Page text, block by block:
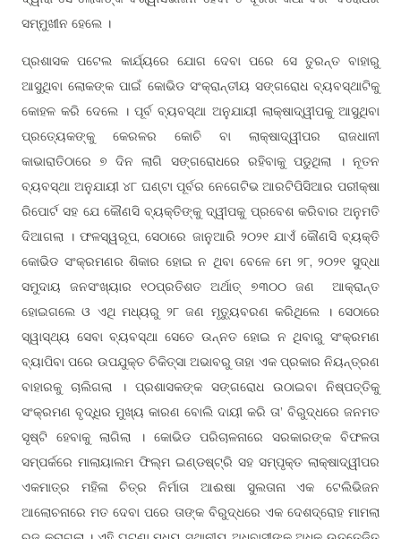
ସମ୍ମୁଖୀନ ହେଲେ ।
ପ୍ରଶାସକ ପଟେଲ କାର୍ଯ୍ୟରେ ଯୋଗ ଦେବା ପରେ ସେ ତୁରନ୍ତ ବାହାରୁ
ଆସୁଥିବା ଲୋକଙ୍କ ପାଇଁ କୋଭିଡ ସଂକ୍ରାନ୍ତୀୟ ସଙ୍ଗରୋଧ ବ୍ୟବସ୍ଥାଟିକୁ
କୋହଳ କରି ଦେଲେ । ପୂର୍ବ ବ୍ୟବସ୍ଥା ଅନୁଯାୟୀ ଲାକ୍ଷାଦ୍ୱୀପକୁ ଆସୁଥିବା
ପ୍ରତ୍ୟେକଙ୍କୁ କେରଳର କୋଚି ବା ଲାକ୍ଷାଦ୍ୱୀପର ରାଜଧାନୀ
କାଭାରାତିଠାରେ ୭ ଦିନ ଲାଗି ସଙ୍ଗରୋଧରେ ରହିବାକୁ ପଡୁଥିଲା । ନୂତନ
ବ୍ୟବସ୍ଥା ଅନୁଯାୟୀ ୪୮ ଘଣ୍ଟା ପୂର୍ବର ନେଗେଟିଭ ଆରଟିପିସିଆର ପରୀକ୍ଷା
ରିପୋର୍ଟ ସହ ଯେ କୌଣସି ବ୍ୟକ୍ତିଙ୍କୁ ଦ୍ୱୀପକୁ ପ୍ରବେଶ କରିବାର ଅନୁମତି
ଦିଆଗଲା । ଫଳସ୍ୱରୂପ, ସେଠାରେ ଜାନୁଆରି ୨୦୨୧ ଯାଏଁ କୌଣସି ବ୍ୟକ୍ତି
କୋଭିଡ ସଂକ୍ରମଣର ଶିକାର ହୋଇ ନ ଥିବା ବେଳେ ମେ ୨୮, ୨୦୨୧ ସୁଦ୍ଧା
ସମୁଦାୟ ଜନସଂଖ୍ୟାର ୧୦ପ୍ରତିଶତ ଅର୍ଥାତ୍ ୭୩୦୦ ଜଣ ଆକ୍ରାନ୍ତ
ହୋଇଗଲେ ଓ ଏଥି ମଧ୍ୟରୁ ୨୮ ଜଣ ମୃତ୍ୟୁବରଣ କରିଥିଲେ । ସେଠାରେ
ସ୍ୱାସ୍ଥ୍ୟ ସେବା ବ୍ୟବସ୍ଥା ସେତେ ଉନ୍ନତ ହୋଇ ନ ଥିବାରୁ ସଂକ୍ରମଣ
ବ୍ୟାପିବା ପରେ ଉପଯୁକ୍ତ ଚିକିତ୍ସା ଅଭାବରୁ ତାହା ଏକ ପ୍ରକାର ନିୟନ୍ତ୍ରଣ
ବାହାରକୁ ଚାଲିଗଲା । ପ୍ରଶାସକଙ୍କ ସଙ୍ଗରୋଧ ଉଠାଇବା ନିଷ୍ପତ୍ତିକୁ
ସଂକ୍ରମଣ ବୃଦ୍ଧିର ମୁଖ୍ୟ କାରଣ ବୋଲି ଦାୟୀ କରି ତା’ ବିରୁଦ୍ଧରେ ଜନମତ
ସୃଷ୍ଟି ହେବାକୁ ଲାଗିଲା । କୋଭିଡ ପରିଚାଳନାରେ ସରକାରଙ୍କ ବିଫଳତା
ସମ୍ପର୍କରେ ମାଲାୟାଲମ ଫିଲ୍ମ ଇଣ୍ଡଷ୍ଟ୍ରି ସହ ସମ୍ପୃକ୍ତ ଲାକ୍ଷାଦ୍ୱୀପର
ଏକମାତ୍ର ମହିଳା ଚିତ୍ର ନିର୍ମାତା ଆଈଷା ସୁଲତାନା ଏକ ଟେଲିଭିଜନ
ଆଲୋଚନାରେ ମତ ଦେବା ପରେ ତାଙ୍କ ବିରୁଦ୍ଧରେ ଏକ ଦେଶଦ୍ରୋହ ମାମଲା